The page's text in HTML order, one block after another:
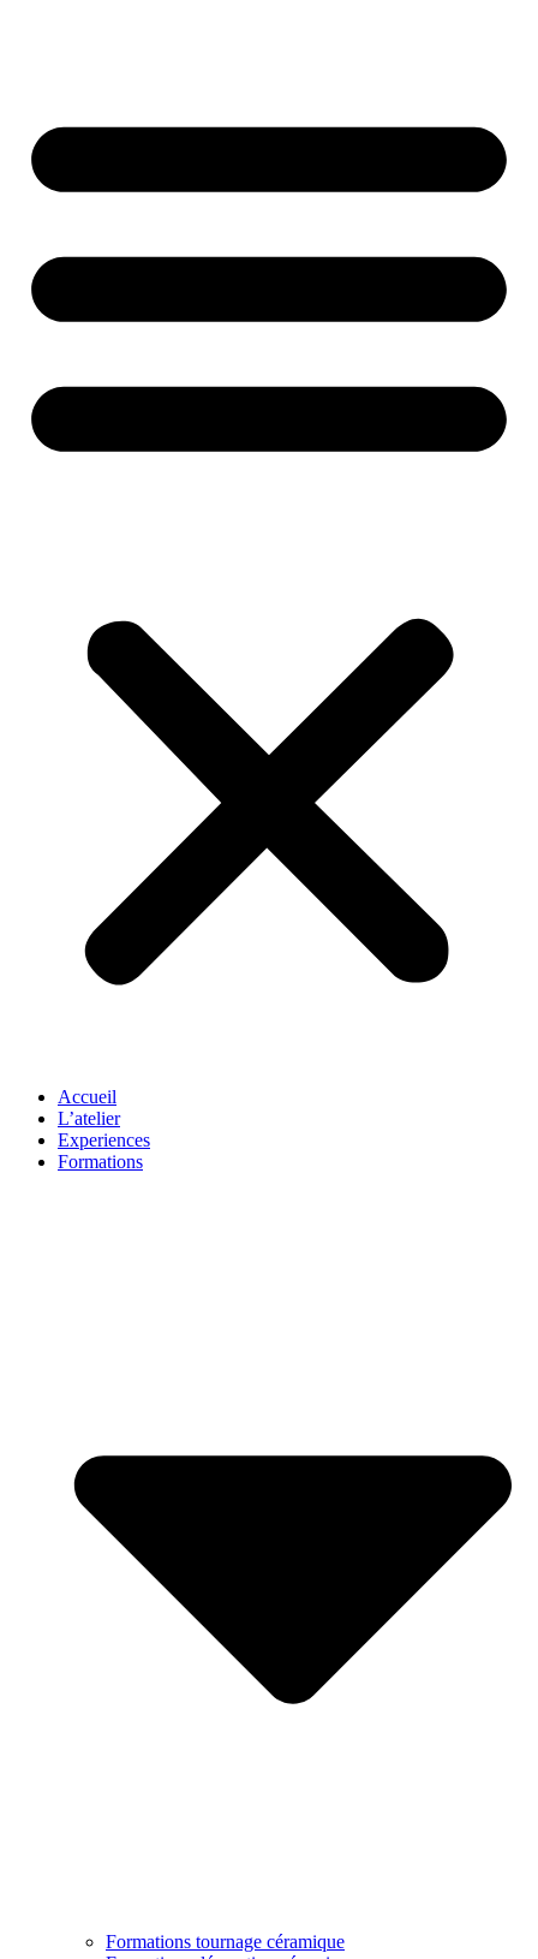
Accueil
L’atelier
Experiences
Formations
Formations tournage céramique